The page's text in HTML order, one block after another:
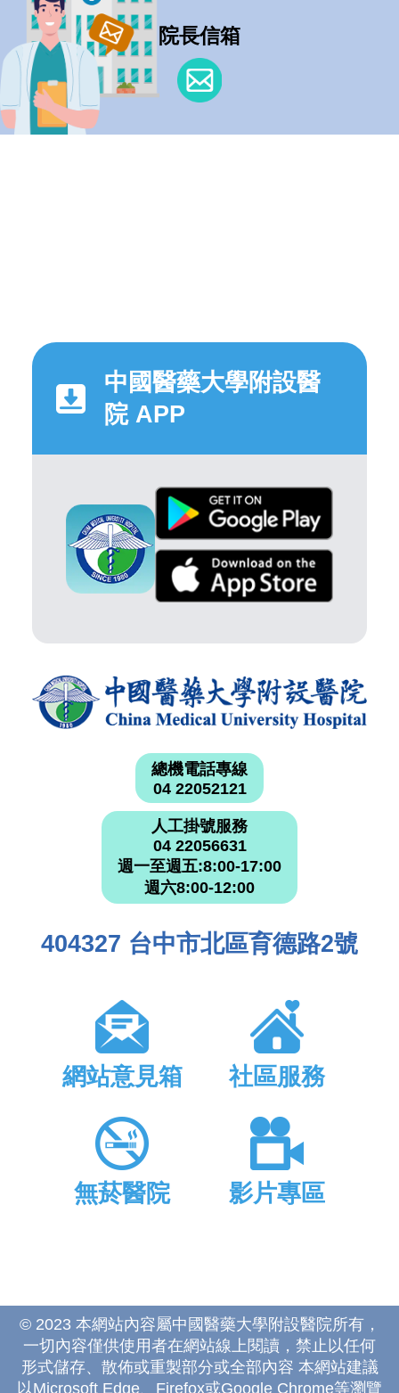
院長信箱
中國醫藥大學附設醫
院 APP
總機電話專線
04 22052121
人工掛號服務
04 22056631
週一至週五:8:00-17:00
週六8:00-12:00
404327 台中市北區育德路2號
網站意見箱 社區服務
無菸醫院 影片專區
© 2023 本網站內容屬中國醫藥大學附設醫院所有，
一切內容僅供使用者在網站線上閱讀，禁止以任何
形式儲存、散佈或重製部分或全部內容 本網站建議
以Microsoft Edge、Firefox或Google Chrome等瀏覽